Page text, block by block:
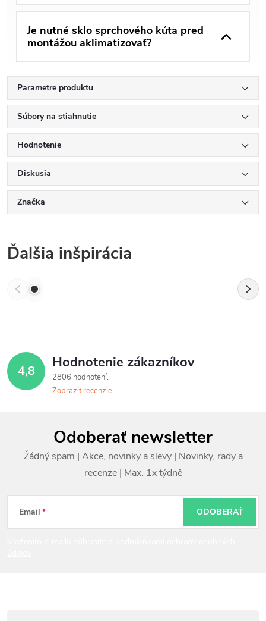
Je nutné sklo sprchového kúta pred
montážou aklimatizovať?
Parametre produktu
Súbory na stiahnutie
Hodnotenie
Diskusia
Značka
Ďalšia inšpirácia
4,8 Hodnotenie zákazníkov
2806 hodnotení
Zobraziť recenzie
ä
Odoberať newsletter
Email ODOBERAŤ